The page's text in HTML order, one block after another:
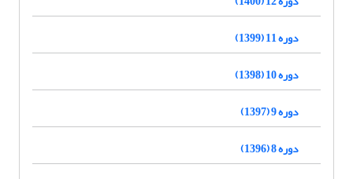
دوره 11 (1399)
دوره 10 (1398)
دوره 9 (1397)
دوره 8 (1396)